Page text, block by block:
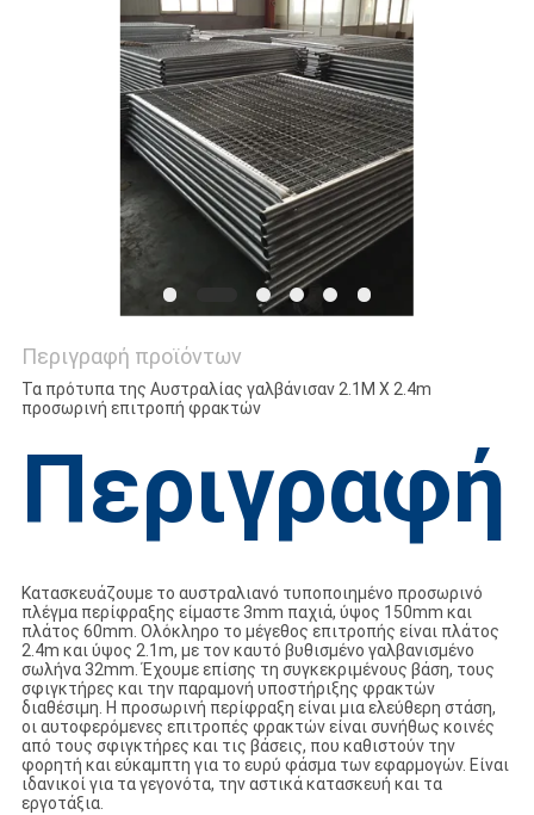
Περιγραφή προϊόντων
Τα πρότυπα της Αυστραλίας γαλβάνισαν 2.1M X 2.4m
προσωρινή επιτροπή φρακτών
Περιγραφή
Κατασκευάζουμε το αυστραλιανό τυποποιημένο προσωρινό
πλέγμα περίφραξης είμαστε 3mm παχιά, ύψος 150mm και
πλάτος 60mm. Ολόκληρο το μέγεθος επιτροπής είναι πλάτος
2.4m και ύψος 2.1m, με τον καυτό βυθισμένο γαλβανισμένο
σωλήνα 32mm. Έχουμε επίσης τη συγκεκριμένους βάση, τους
σφιγκτήρες και την παραμονή υποστήριξης φρακτών
διαθέσιμη. Η προσωρινή περίφραξη είναι μια ελεύθερη στάση,
οι αυτοφερόμενες επιτροπές φρακτών είναι συνήθως κοινές
από τους σφιγκτήρες και τις βάσεις, που καθιστούν την
φορητή και εύκαμπτη για το ευρύ φάσμα των εφαρμογών. Είναι
ιδανικοί για τα γεγονότα, την αστικά κατασκευή και τα
εργοτάξια.